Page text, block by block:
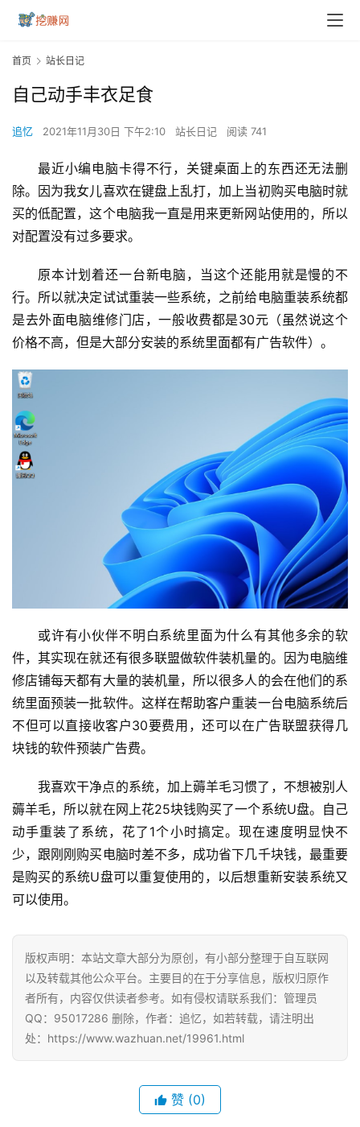
页
首页 站长日记
自己动手丰衣足食
追忆 2021年11月30日 下午2:10 站长日记 阅读 741
最近小编电脑卡得不行，关键桌面上的东西还无法删
除。因为我女儿喜欢在键盘上乱打，加上当初购买电脑时就
买的低配置，这个电脑我一直是用来更新网站使用的，所以
对配置没有过多要求。
原本计划着还一台新电脑，当这个还能用就是慢的不
行。所以就决定试试重装一些系统，之前给电脑重装系统都
是去外面电脑维修门店，一般收费都是30元（虽然说这个
价格不高，但是大部分安装的系统里面都有广告软件）。
或许有小伙伴不明白系统里面为什么有其他多余的软
件，其实现在就还有很多联盟做软件装机量的。因为电脑维
修店铺每天都有大量的装机量，所以很多人的会在他们的系
统里面预装一批软件。这样在帮助客户重装一台电脑系统后
不但可以直接收客户30要费用，还可以在广告联盟获得几
块钱的软件预装广告费。
我喜欢干净点的系统，加上薅羊毛习惯了，不想被别人
薅羊毛，所以就在网上花25块钱购买了一个系统U盘。自己
动手重装了系统，花了1个小时搞定。现在速度明显快不
少，跟刚刚购买电脑时差不多，成功省下几千块钱，最重要
是购买的系统U盘可以重复使用的，以后想重新安装系统又
可以使用。
版权声明：本站文章大部分为原创，有小部分整理于自互联网
以及转载其他公众平台。主要目的在于分享信息，版权归原作
者所有，内容仅供读者参考。如有侵权请联系我们：管理员
QQ：95017286 删除，作者：追忆，如若转载，请注明出
处：https://www.wazhuan.net/19961.html
赞 (0)